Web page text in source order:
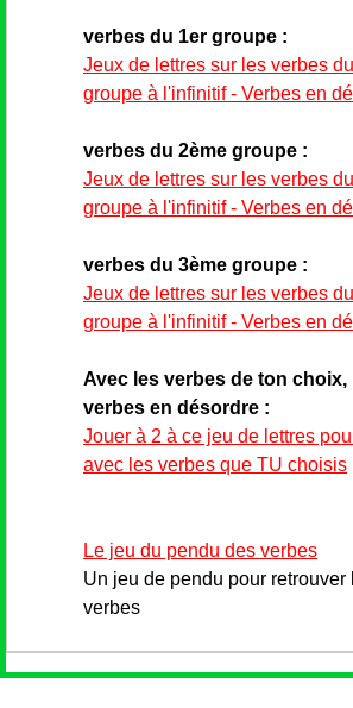
verbes du 1er groupe :
Jeux de lettres sur les verbes
groupe à l'infinitif - Verbes en
verbes du 2ème groupe :
Jeux de lettres sur les verbes
groupe à l'infinitif - Verbes en
verbes du 3ème groupe :
Jeux de lettres sur les verbes
groupe à l'infinitif - Verbes en
Avec les verbes de ton choix,
verbes en désordre :
Jouer à 2 à ce jeu de lettres
avec les verbes que TU choisis
Le jeu du pendu des verbes
Un jeu de pendu pour retrouver
verbes